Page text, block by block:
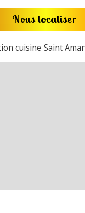
Nous localiser
cuisine Saint